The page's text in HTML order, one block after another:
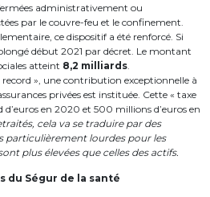
administrativement ou
par le couvre-feu et le confinement.
ce dispositif a été renforcé. Si
début 2021 par décret. Le montant
atteint 8,2 milliards
record », une contribution exceptionnelle à
privées est instituée. Cette « taxe
en 2020 et 500 millions d’euros en
cela va se traduire par des
particulièrement lourdes pour les
plus élevées que celles des actifs.
du Ségur de la santé